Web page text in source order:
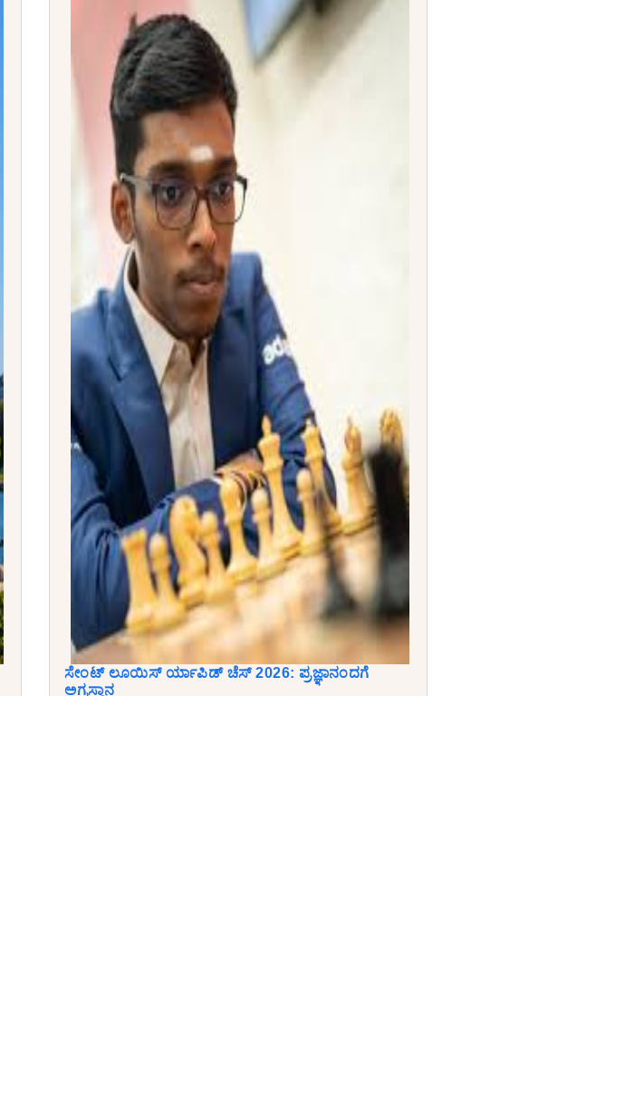
ಸೇಂಟ್ ಲೂಯಿಸ್ ರ್ಯಾಪಿಡ್ ಚೆಸ್ 2026: ಪ್ರಜ್ಞಾನಂದಗೆ
ಅಗ್ರಸ್ಥಾನ